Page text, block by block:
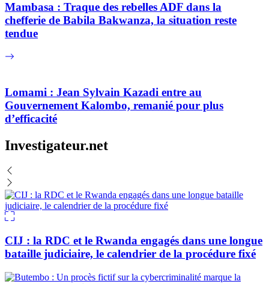
Mambasa : Traque des rebelles ADF dans la
chefferie de Babila Bakwanza, la situation reste
tendue
Lomami : Jean Sylvain Kazadi entre au
Gouvernement Kalombo, remanié pour plus
d’efficacité
Investigateur.net
CIJ : la RDC et le Rwanda engagés dans une longue
bataille judiciaire, le calendrier de la procédure fixé